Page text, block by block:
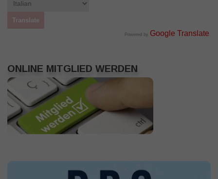
Powered by Google Translate
ONLINE MITGLIED WERDEN